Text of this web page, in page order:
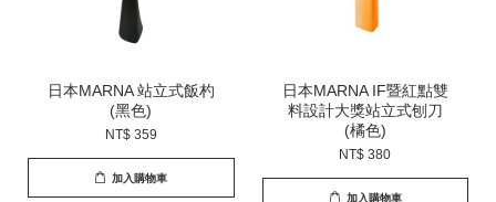
日本MARNA 站立式飯杓
(黑色)
NT$ 359
加入購物車
日本MARNA IF暨紅點雙
料設計大獎站立式刨刀
(橘色)
NT$ 380
加入購物車